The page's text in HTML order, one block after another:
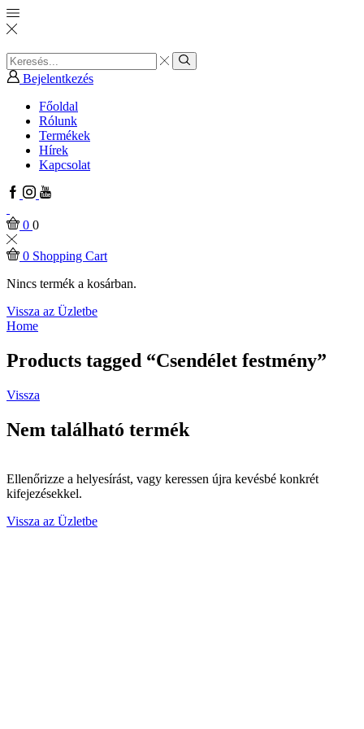
Search
input
Search
Bejelentkezés
Főoldal
Rólunk
Termékek
Hírek
Kapcsolat
Facebook
Instagram
Youtube
0 0
0 Shopping Cart
Nincs termék a kosárban.
Vissza az Üzletbe
Home
Products tagged “Csendélet festmény”
Vissza
Nem található termék
Ellenőrizze a helyesírást, vagy keressen újra kevésbé konkrét
kifejezésekkel.
Vissza az Üzletbe